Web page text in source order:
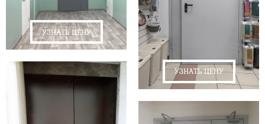
УЗНАТЬ ЦЕНУ
УЗНАТЬ ЦЕНУ